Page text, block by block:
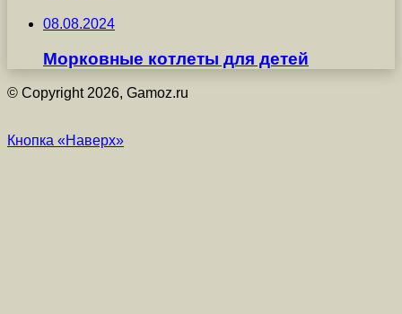
08.08.2024
Морковные котлеты для детей
© Copyright 2026, Gamoz.ru
Кнопка «Наверх»